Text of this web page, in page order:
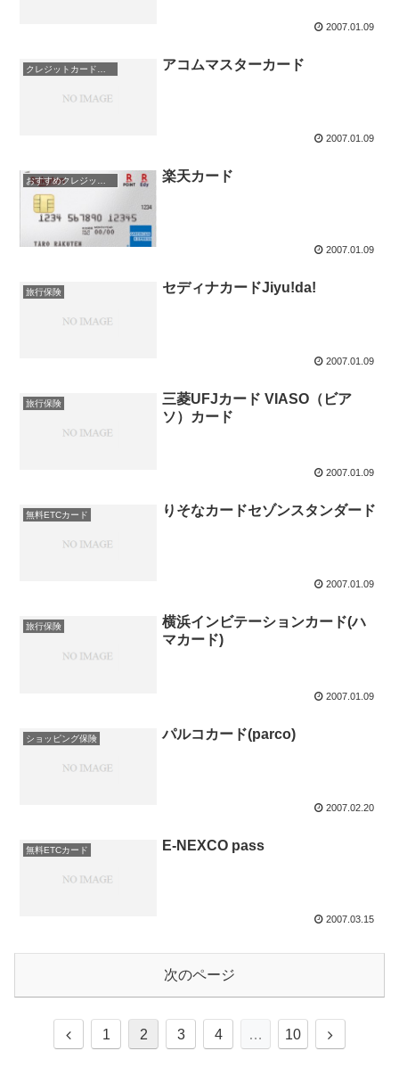
2007.01.09
アコムマスターカード
2007.01.09
楽天カード
2007.01.09
旅行保険 セディナカードJiyu!da!
2007.01.09
旅行保険
三菱UFJカード VIASO（ビア
ソ）カード
2007.01.09
無料ETCカード りそなカードセゾンスタンダード
2007.01.09
旅行保険
横浜インビテーションカード(ハ
マカード)
2007.01.09
ショッピング保険 パルコカード(parco)
2007.02.20
無料ETCカード E-NEXCO pass
2007.03.15
次のページ
前
1 2 3 4 … 10
次